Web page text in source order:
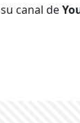
canal de